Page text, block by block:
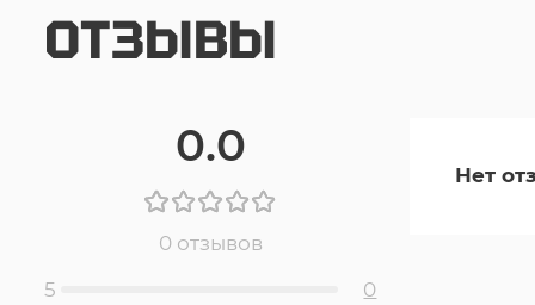
ОТЗЫВЫ
0.0
0 отзывов
5
0
Нет